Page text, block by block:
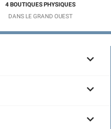
4 BOUTIQUES PHYSIQUES
DANS LE GRAND OUEST


